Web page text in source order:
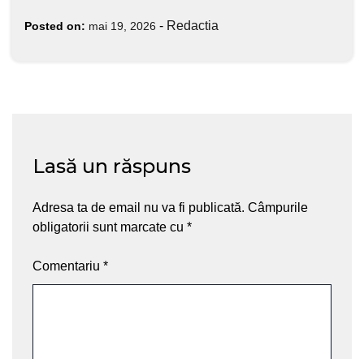
Posted on: mai 19, 2026 - Redactia
Lasă un răspuns
Adresa ta de email nu va fi publicată. Câmpurile
obligatorii sunt marcate cu *
Comentariu *